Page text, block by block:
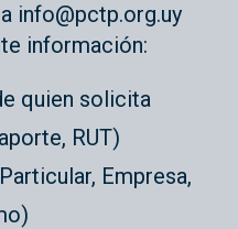
info@pctp.org.uy
información:
quien solicita
RUT)
Empresa,